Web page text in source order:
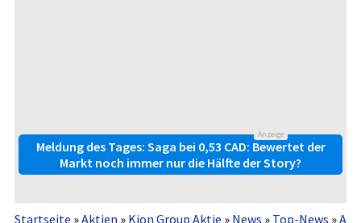
Anzeige
Meldung des Tages: Saga bei 0,53 CAD: Bewertet der
Markt noch immer nur die Hälfte der Story?
Startseite »Aktien » Kion Group Aktie » News » Top-News »